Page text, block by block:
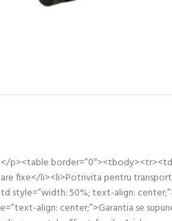
p><table
fixe</li><li>Potrivita pentru
50%; text-align:
align: center;”>Garantia se